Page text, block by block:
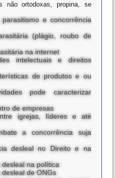
não ortodoxas, propina, se
e concorrência
(plágio, roubo de
na internet
intelectuais e direitos
de produtos e ou
pode caracterizar
de empresas
igrejas, líderes e até
a concorrência suja
desleal no Direito e na
na política
de ONGs